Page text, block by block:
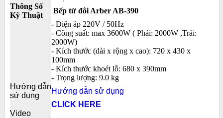
Thông Số
Kỹ Thuật
Bếp từ đôi Arber AB-390
- Điện áp 220V / 50Hz
- Công suất: max 3600W ( Phải: 2000W ,Trái:
2000W)
- Kích thước (dài x rộng x cao): 720 x 430 x
100mm
- Kích thước khoét lỗ: 680 x 390mm
- Trọng lượng: 9.0 kg
Hướng dẫn
sử dụng
Hướng dẫn sử dụng
CLICK HERE
Video